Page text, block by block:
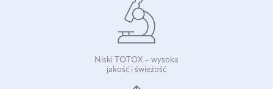
Niski TOTOX – wysoka
jakość i świeżość